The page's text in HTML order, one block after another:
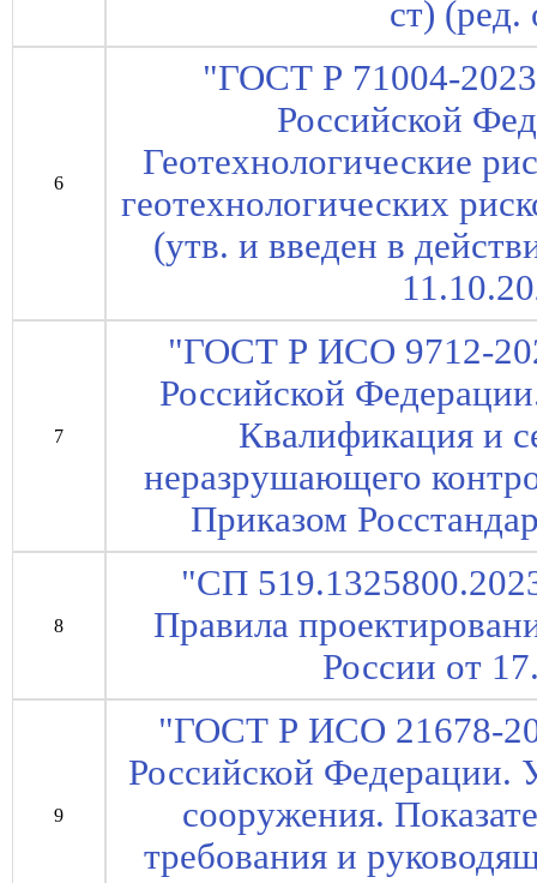
ст) (ред.
6
"ГОСТ Р 71004-
Российской
Геотехнологические
геотехнологических
(утв. и введен в
7
"ГОСТ Р ИСО 9712-
Российской
Квалификация и
неразрушающего
Приказом
8
"СП
Правила
России от
9
"ГОСТ Р ИСО 21678-
Российской Федерации.
сооружения.
требования и